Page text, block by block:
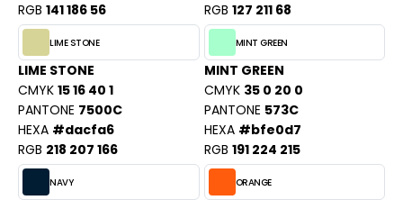
ONE TOWELLING
CITY
RGB 141 186 56
RGB 127 211 68
LIME STONE
LIME STONE
CMYK 15 16 40 1
PANTONE 7500C
HEXA #dacfa6
RGB 218 207 166
MINT GREEN
MINT GREEN
CMYK 35 0 20 0
PANTONE 573C
HEXA #bfe0d7
RGB 191 224 215
NAVY ORANGE